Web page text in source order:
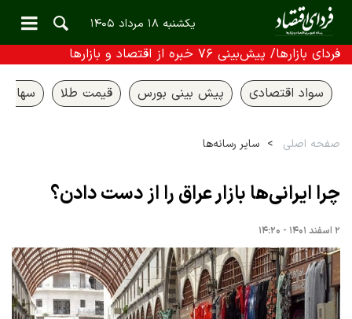
یکشنبه ۱۸ مرداد ۱۴۰۵
فردای بازارها/ پیش‌بینی ۷۶ خبره از اقتصاد و بازارها
سواد اقتصادی پیش بینی بورس قیمت طلا سهام
صفحه اصلی سایر رسانه‌ها
چرا ایرانی‌ها بازار عراق را از دست دادن؟
۲ اسفند ۱۴۰۱ - ۱۴:۲۰